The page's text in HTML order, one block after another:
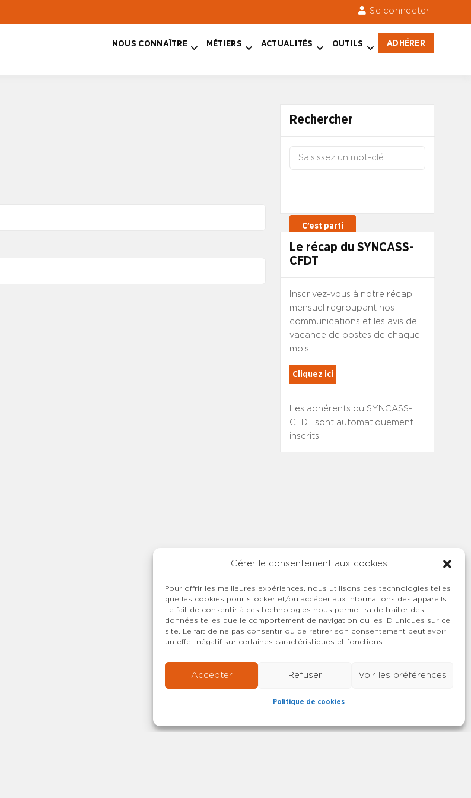
Gérer le consentement aux cookies
Pour offrir les meilleures expériences, nous utilisons des technologies telles
que les cookies pour stocker et/ou accéder aux informations des appareils.
Le fait de consentir à ces technologies nous permettra de traiter des
données telles que le comportement de navigation ou les ID uniques sur ce
site. Le fait de ne pas consentir ou de retirer son consentement peut avoir
un effet négatif sur certaines caractéristiques et fonctions.
Accepter Refuser Voir les préférences
Politique de cookies
Se connecter
NOUS CONNAÎTRE MÉTIERS ACTUALITÉS OUTILS ADHÉRER
Rechercher
Le récap du SYNCASS-
CFDT
Inscrivez-vous à notre récap
mensuel regroupant nos
communications et les avis de
vacance de postes de chaque
mois.
Cliquez ici
Les adhérents du SYNCASS-
CFDT sont automatiquement
inscrits.